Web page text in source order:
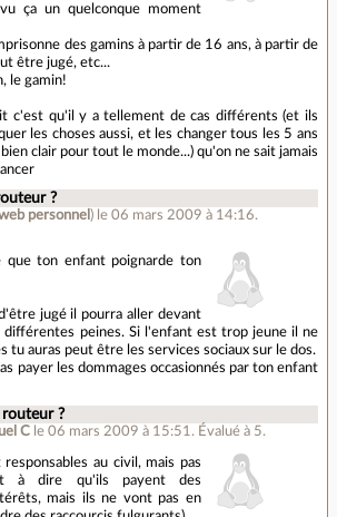
ça un quelconque moment
des gamins à partir de 16 ans, à partir de
être jugé, etc...
le gamin!
c'est qu'il y a tellement de cas différents (et ils
les choses aussi, et les changer tous les 5 ans
clair pour tout le monde...) qu'on ne sait jamais
?
personnel ) le 06 mars 2009 à 14:16.
que ton enfant poignarde ton
jugé il pourra aller devant
différentes peines. Si l'enfant est trop jeune il ne
tu auras peut être les services sociaux sur le dos.
payer les dommages occasionnés par ton enfant
routeur ?
C le 06 mars 2009 à 15:51.Évalué à 5.
responsables au civil, mais pas
à dire qu'ils payent des
mais ils ne vont pas en